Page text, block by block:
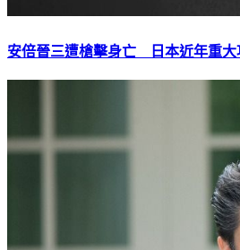
安倍晉三遭槍擊身亡 日本近年重大